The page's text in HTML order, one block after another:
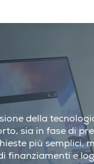
della
sia in fase di
più semplici,
finanziamenti e